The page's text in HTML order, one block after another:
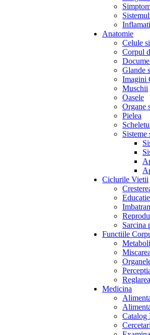
Anatomie
Celule
Corpul
Glande
Imagini
Muschii
Oasele
Organe
Pielea
Sisteme
Ciclurile Vietii
Sarcina
Functiile
Medicina
Catalog